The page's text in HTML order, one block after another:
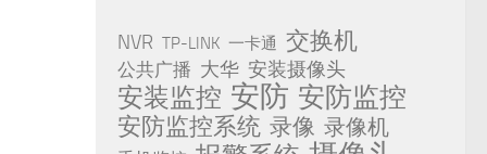
NVR TP-LINK 一卡通 交换机
公共广播 大华 安装摄像头
安装监控 安防 安防监控
安防监控系统 录像 录像机